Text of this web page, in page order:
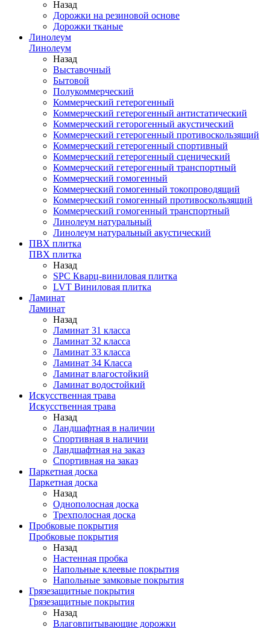
Назад
Дорожки на резиновой основе
Дорожки тканые
Линолеум
Линолеум
Назад
Выставочный
Бытовой
Полукоммерческий
Коммерческий гетерогенный
Коммерческий гетерогенный антистатический
Коммерческий геторогенный акустический
Коммерческий гетерогенный противоскользящий
Коммерческий гетерогенный спортивный
Коммерческий гетерогенный сценический
Коммерческий гетерогенный транспортный
Коммерческий гомогенный
Коммерческий гомогенный токопроводящий
Коммерческий гомогенный противоскользящий
Коммерческий гомогенный транспортный
Линолеум натуральный
Линолеум натуральный акустический
ПВХ плитка
ПВХ плитка
Назад
SPC Кварц-виниловая плитка
LVT Виниловая плитка
Ламинат
Ламинат
Назад
Ламинат 31 класса
Ламинат 32 класса
Ламинат 33 класса
Ламинат 34 Класса
Ламинат влагостойкий
Ламинат водостойкий
Искусственная трава
Искусственная трава
Назад
Ландшафтная в наличии
Спортивная в наличии
Ландшафтная на заказ
Спортивная на заказ
Паркетная доска
Паркетная доска
Назад
Однополосная доска
Трехполосная доска
Пробковые покрытия
Пробковые покрытия
Назад
Настенная пробка
Напольные клеевые покрытия
Напольные замковые покрытия
Грязезащитные покрытия
Грязезащитные покрытия
Назад
Влаговпитывающие дорожки